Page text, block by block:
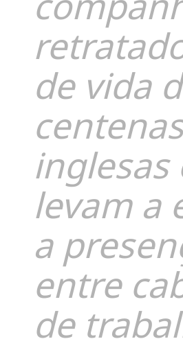
de vida
levam a
a
entre
de